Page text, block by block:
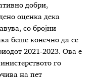
добри,
оценка дека
со бројни
беше конечно да се
2021-2023. Ова е
го
на пет